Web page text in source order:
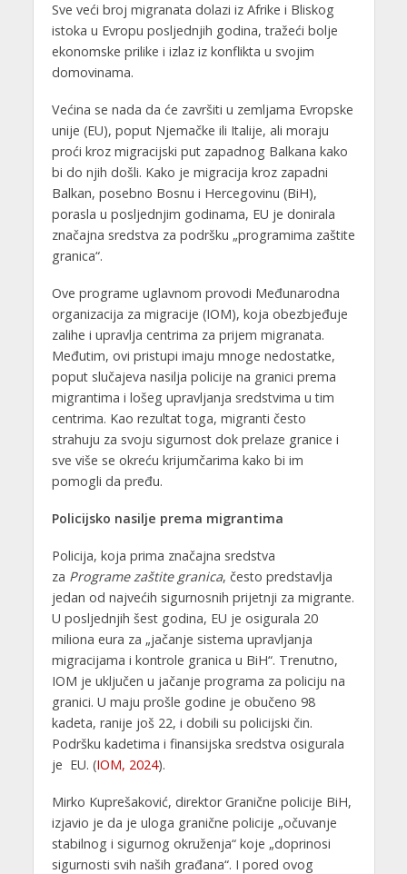
Sve veći broj migranata dolazi iz Afrike i Bliskog
istoka u Evropu posljednjih godina, tražeći bolje
ekonomske prilike i izlaz iz konflikta u svojim
domovinama.
Većina se nada da će završiti u zemljama Evropske
unije (EU), poput Njemačke ili Italije, ali moraju
proći kroz migracijski put zapadnog Balkana kako
bi do njih došli. Kako je migracija kroz zapadni
Balkan, posebno Bosnu i Hercegovinu (BiH),
porasla u posljednjim godinama, EU je donirala
značajna sredstva za podršku „programima zaštite
granica“.
Ove programe uglavnom provodi Međunarodna
organizacija za migracije (IOM), koja obezbjeđuje
zalihe i upravlja centrima za prijem migranata.
Međutim, ovi pristupi imaju mnoge nedostatke,
poput slučajeva nasilja policije na granici prema
migrantima i lošeg upravljanja sredstvima u tim
centrima. Kao rezultat toga, migranti često
strahuju za svoju sigurnost dok prelaze granice i
sve više se okreću krijumčarima kako bi im
pomogli da pređu.
Policijsko nasilje prema migrantima
Policija, koja prima značajna sredstva
za Programe zaštite granica, često predstavlja
jedan od najvećih sigurnosnih prijetnji za migrante.
U posljednjih šest godina, EU je osigurala 20
miliona eura za „jačanje sistema upravljanja
migracijama i kontrole granica u BiH“. Trenutno,
IOM je uključen u jačanje programa za policiju na
granici. U maju prošle godine je obučeno 98
kadeta, ranije još 22, i dobili su policijski čin.
Podršku kadetima i finansijska sredstva osigurala
je EU. (IOM, 2024).
Mirko Kuprešaković, direktor Granične policije BiH,
izjavio je da je uloga granične policije „očuvanje
stabilnog i sigurnog okruženja“ koje „doprinosi
sigurnosti svih naših građana“. I pored ovog